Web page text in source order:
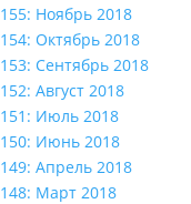
155: Ноябрь 2018
154: Октябрь 2018
153: Сентябрь 2018
152: Август 2018
151: Июль 2018
150: Июнь 2018
149: Апрель 2018
148: Март 2018